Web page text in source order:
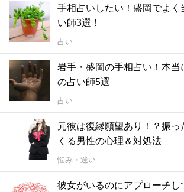
手相占いしたい！盛岡でよく
い師3選！
占い
岩手・盛岡の手相占い！本
の占い師5選
占い
元彼は復縁願望あり！？振っ
くる男性の心理＆対処法
悩み・迷い
彼女がいるのにアプローチし